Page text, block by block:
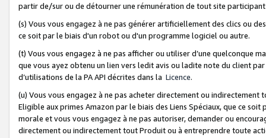
partir de/sur ou de détourner une rémunération de tout site
(s) Vous vous engagez à ne pas générer artificiellement des clics ou
ce soit par le biais d'un robot ou d'un programme logiciel ou autre.
(t) Vous vous engagez à ne pas afficher ou utiliser d’une quelconque
que vous ayez obtenu un lien vers ledit avis ou ladite note du client
d’utilisations de la PA API décrites dans la Licence.
(u) Vous vous engagez à ne pas acheter directement ou
Eligible aux primes Amazon par le biais des Liens Spéciaux, que ce
morale et vous vous engagez à ne pas autoriser, demander ou
directement ou indirectement tout Produit ou à entreprendre toute